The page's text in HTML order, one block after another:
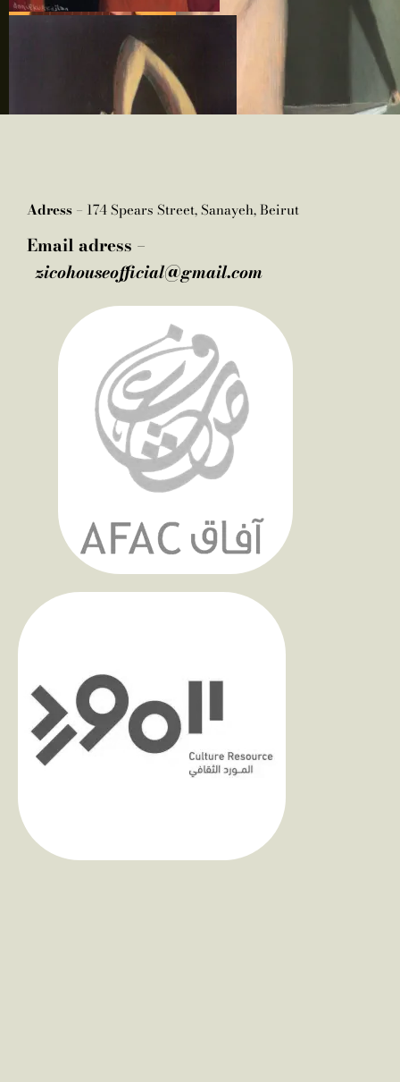
Adress – 174 Spears Street, Sanayeh, Beirut
Email adress –
zicohouseofficial@gmail.com